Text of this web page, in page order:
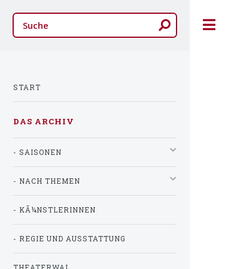
START
DAS ARCHIV
- SAISONEN
- NACH THEMEN
- KÃ¼NSTLERINNEN
- REGIE UND AUSSTATTUNG